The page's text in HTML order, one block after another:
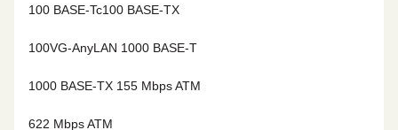
100 BASE-Tc100 BASE-TX
100VG-AnyLAN 1000 BASE-T
1000 BASE-TX 155 Mbps ATM
622 Mbps ATM